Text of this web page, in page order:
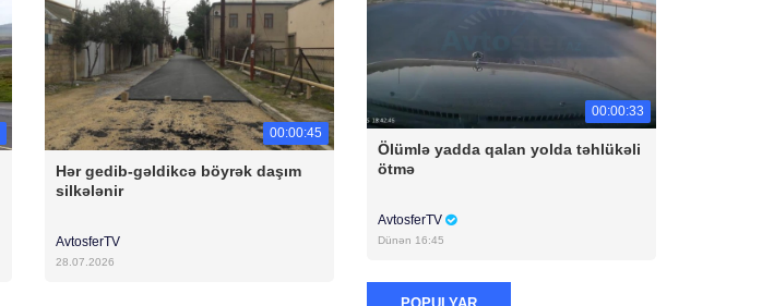
00:00:45
Hər gedib-gəldikcə böyrək daşım
silkələnir
AvtosferTV
28.07.2026
00:00:33
Ölümlə yadda qalan yolda təhlükəli
ötmə
AvtosferTV
Dünən 16:45